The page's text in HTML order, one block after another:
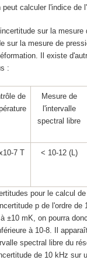
calculer l'indice de
sur la mesure
sur la mesure de
Il existe
:
de
Mesure de
l'intervalle
spectral libre
-7 T < 10-12(L )
pour le calcul
pde l'ordre de
±10 mK, on pourra
à 10-8. Il
spectral libre du
de 10 kHz sur